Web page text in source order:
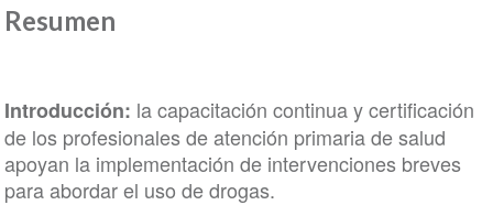
Resumen
Introducción: la capacitación continua y certificación
de los profesionales de atención primaria de salud
apoyan la implementación de intervenciones breves
para abordar el uso de drogas.